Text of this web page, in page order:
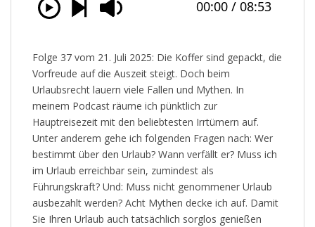
Folge 37 vom 21. Juli 2025: Die Koffer sind gepackt, die
Vorfreude auf die Auszeit steigt. Doch beim
Urlaubsrecht lauern viele Fallen und Mythen. In
meinem Podcast räume ich pünktlich zur
Hauptreisezeit mit den beliebtesten Irrtümern auf.
Unter anderem gehe ich folgenden Fragen nach: Wer
bestimmt über den Urlaub? Wann verfällt er? Muss ich
im Urlaub erreichbar sein, zumindest als
Führungskraft? Und: Muss nicht genommener Urlaub
ausbezahlt werden? Acht Mythen decke ich auf. Damit
Sie Ihren Urlaub auch tatsächlich sorglos genießen